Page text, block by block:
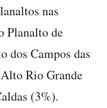
nas
Planalto de
dos Campos das
Rio Grande
(3%).